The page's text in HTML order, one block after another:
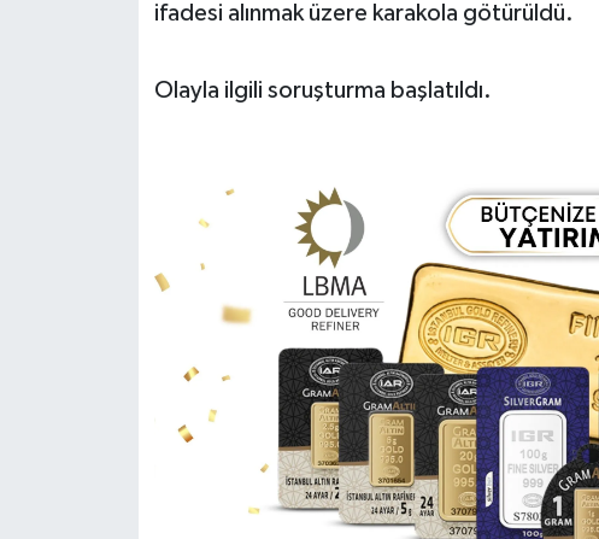
ifadesi alınmak üzere karakola götürüldü.
Olayla ilgili soruşturma başlatıldı.